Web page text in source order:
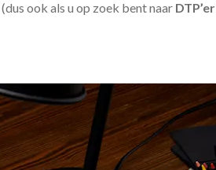
(dus ook als u op zoek bent naar DTP’er